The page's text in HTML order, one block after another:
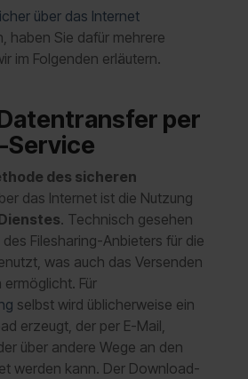
über das Internet
haben Sie dafür mehrere
im Folgenden erläutern.
per
Service
des sicheren
das Internet ist die Nutzung
. Technisch gesehen
Filesharing-Anbieters für die
was auch das Versenden
Für
selbst wird üblicherweise ein
erzeugt, der per E-Mail,
über andere Wege an den
werden kann. Der Download-